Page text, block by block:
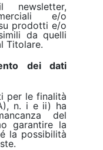
e/o
prodotti e/o
da quelli
Titolare.
dei dati
per le finalità
n. i e ii) ha
del
garantire la
la possibilità